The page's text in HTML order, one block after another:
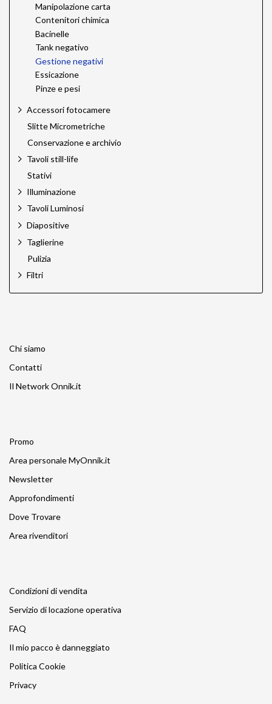
Manipolazione carta
Contenitori chimica
Bacinelle
Tank negativo
Gestione negativi
Essicazione
Pinze e pesi
Accessori fotocamere
Slitte Micrometriche
Conservazione e archivio
Tavoli still-life
Stativi
Illuminazione
Tavoli Luminosi
Diapositive
Taglierine
Pulizia
Filtri
Chi siamo
Contatti
Il Network Onnik.it
Promo
Area personale MyOnnik.it
Newsletter
Approfondimenti
Dove Trovare
Area rivenditori
Condizioni di vendita
Servizio di locazione operativa
FAQ
Il mio pacco è danneggiato
Politica Cookie
Privacy